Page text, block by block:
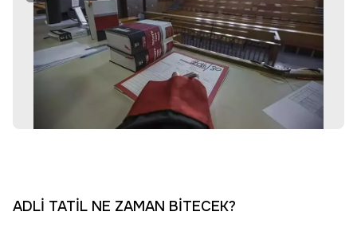
ADLİ TATİL NE ZAMAN BİTECEK?